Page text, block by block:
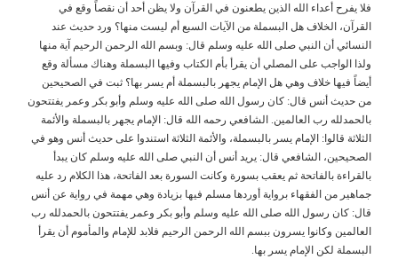
فلا يفرح أعداء الله الذين يطعنون في القرآن ولا يظن أحد أن نقصاً وقع في
القرآن، الخلاف هل البسملة من الآيات السبع أم ليست منها؟ ورد حديث عند
النسائي أن النبي صلى الله عليه وسلم قال: وبسم الله الرحمن الرحيم آية منها
ولذا الواجب على المصلي أن يقرأ بأم الكتاب وفيها البسملة وهناك مسألة وقع
أيضاً فيها خلاف وهي هل الإمام يجهر بالبسملة أم يسر بها؟ ثبت في الصحيحين
من حديث أنس قال: كان رسول الله صلى الله عليه وسلم وأبو بكر وعمر يفتتحون
بالحمدلله رب العالمين. الشافعي رحمه الله قال: الإمام يجهر بالبسملة والأئمة
الثلاثة قالوا: الإمام يسر بالبسملة، والأئمة الثلاثة استندوا على حديث أنس وهو في
الصحيحين، الشافعي قال: يريد أنس أن النبي صلى الله عليه وسلم كان يبدأ
بالقراءة بالفاتحة ثم يعقب بسورة وكانت السورة بعد الفاتحة، هذا الكلام رد عليه
جماهير من الفقهاء برواية أوردها مسلم فيها بزيادة وهي مهمة في رواية عن أنس
قال: كان رسول الله صلى الله عليه وسلم وأبو بكر وعمر يفتتحون بالحمدلله رب
العالمين وكانوا يسرون ببسم الله الرحمن الرحيم فلابد للإمام والمأموم أن يقرأ
البسملة لكن الإمام يسر بها.